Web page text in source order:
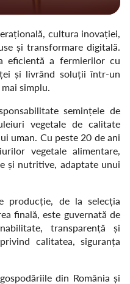
cultura inovației,
și transformare digitală.
eficientă a fermierilor cu
și livrând soluții într-un
simplu.
semințele de
vegetale de calitate
uman. Cu peste 20 de ani
vegetale alimentare,
și nutritive, adaptate unui
producție, de la selecția
finală, este guvernată de
transparență și
calitatea, siguranța
din România și